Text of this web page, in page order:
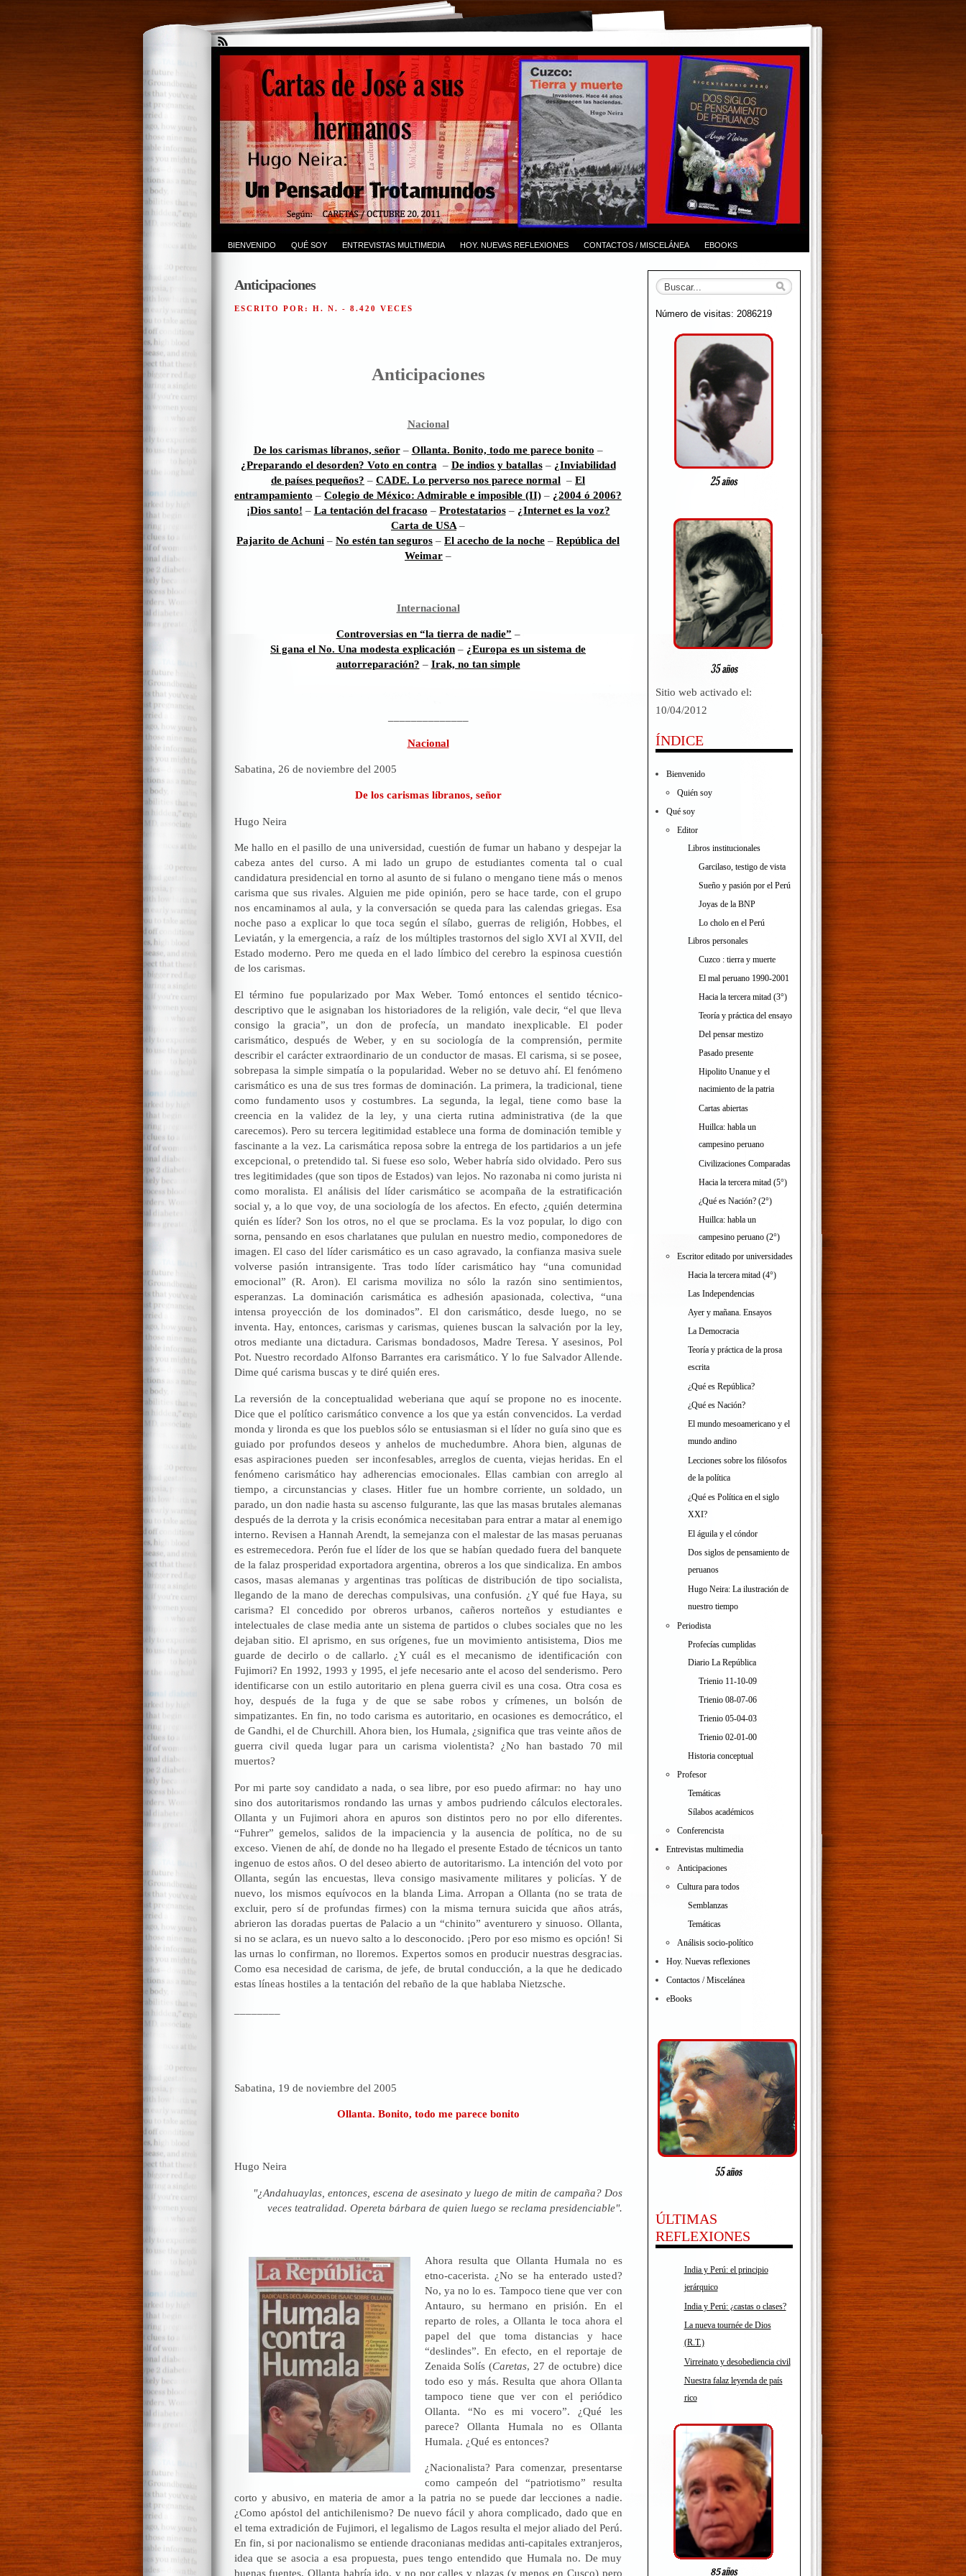
BIENVENIDO QUÉ SOY ENTREVISTAS MULTIMEDIA HOY. NUEVAS REFLEXIONES CONTACTOS / MISCELÁNEA EBOOKS
Anticipaciones
ESCRITO POR: H. N. - 8.420 VECES
Anticipaciones
Nacional
De los carismas líbranos, señor– Ollanta. Bonito, todo me parece bonito –
¿Preparando el desorden? Voto en contra – De indios y batallas– ¿Inviabilidad
de países pequeños? – CADE. Lo perverso nos parece normal – El
entrampamiento – Colegio de México: Admirable e imposible (II) – ¿2004 ó 2006?
¡Dios santo! – La tentación del fracaso – Protestatarios– ¿Internet es la voz?
Carta de USA –
Pajarito de Achuni – No estén tan seguros – El acecho de la noche – República del
Weimar –
Internacional
Controversias en “la tierra de nadie” –
Si gana el No. Una modesta explicación – ¿Europa es un sistema de
autorreparación? – Irak, no tan simple
Nacional
Sabatina, 26 de noviembre del 2005
De los carismas líbranos, señor
Hugo Neira
Me hallo en el pasillo de una universidad, cuestión de fumar un habano y despejar la
cabeza antes del curso. A mi lado un grupo de estudiantes comenta tal o cual
candidatura presidencial en torno al asunto de si fulano o mengano tiene más o menos
carisma que sus rivales. Alguien me pide opinión, pero se hace tarde, con el grupo
nos encaminamos al aula, y la conversación se queda para las calendas griegas. Esa
noche paso a explicar lo que toca según el sílabo, guerras de religión, Hobbes, el
Leviatán, y la emergencia, a raíz de los múltiples trastornos del siglo XVI al XVII, del
Estado moderno. Pero me queda en el lado límbico del cerebro la espinosa cuestión
de los carismas.
El término fue popularizado por Max Weber. Tomó entonces el sentido técnico-
descriptivo que le asignaban los historiadores de la religión, vale decir, “el que lleva
consigo la gracia”, un don de profecía, un mandato inexplicable. El poder
carismático, después de Weber, y en su sociología de la comprensión, permite
describir el carácter extraordinario de un conductor de masas. El carisma, si se posee,
sobrepasa la simple simpatía o la popularidad. Weber no se detuvo ahí. El fenómeno
carismático es una de sus tres formas de dominación. La primera, la tradicional, tiene
como fundamento usos y costumbres. La segunda, la legal, tiene como base la
creencia en la validez de la ley, y una cierta rutina administrativa (de la que
carecemos). Pero su tercera legitimidad establece una forma de dominación temible y
fascinante a la vez. La carismática reposa sobre la entrega de los partidarios a un jefe
excepcional, o pretendido tal. Si fuese eso solo, Weber habría sido olvidado. Pero sus
tres legitimidades (que son tipos de Estados) van lejos. No razonaba ni como jurista ni
como moralista. El análisis del líder carismático se acompaña de la estratificación
social y, a lo que voy, de una sociología de los afectos. En efecto, ¿quién determina
quién es líder? Son los otros, no el que se proclama. Es la voz popular, lo digo con
sorna, pensando en esos charlatanes que pululan en nuestro medio, componedores de
imagen. El caso del líder carismático es un caso agravado, la confianza masiva suele
volverse pasión intransigente. Tras todo líder carismático hay “una comunidad
emocional” (R. Aron). El carisma moviliza no sólo la razón sino sentimientos,
esperanzas. La dominación carismática es adhesión apasionada, colectiva, “una
intensa proyección de los dominados”. El don carismático, desde luego, no se
inventa. Hay, entonces, carismas y carismas, quienes buscan la salvación por la ley,
otros mediante una dictadura. Carismas bondadosos, Madre Teresa. Y asesinos, Pol
Pot. Nuestro recordado Alfonso Barrantes era carismático. Y lo fue Salvador Allende.
Dime qué carisma buscas y te diré quién eres.
La reversión de la conceptualidad weberiana que aquí se propone no es inocente.
Dice que el político carismático convence a los que ya están convencidos. La verdad
monda y lironda es que los pueblos sólo se entusiasman si el líder no guía sino que es
guiado por profundos deseos y anhelos de muchedumbre. Ahora bien, algunas de
esas aspiraciones pueden ser inconfesables, arreglos de cuenta, viejas heridas. En el
fenómeno carismático hay adherencias emocionales. Ellas cambian con arreglo al
tiempo, a circunstancias y clases. Hitler fue un hombre corriente, un soldado, un
parado, un don nadie hasta su ascenso fulgurante, las que las masas brutales alemanas
después de la derrota y la crisis económica necesitaban para entrar a matar al enemigo
interno. Revisen a Hannah Arendt, la semejanza con el malestar de las masas peruanas
es estremecedora. Perón fue el líder de los que se habían quedado fuera del banquete
de la falaz prosperidad exportadora argentina, obreros a los que sindicaliza. En ambos
casos, masas alemanas y argentinas tras políticas de distribución de tipo socialista,
llegando de la mano de derechas compulsivas, una confusión. ¿Y qué fue Haya, su
carisma? El concedido por obreros urbanos, cañeros norteños y estudiantes e
intelectuales de clase media ante un sistema de partidos o clubes sociales que no les
dejaban sitio. El aprismo, en sus orígenes, fue un movimiento antisistema, Dios me
guarde de decirlo o de callarlo. ¿Y cuál es el mecanismo de identificación con
Fujimori? En 1992, 1993 y 1995, el jefe necesario ante el acoso del senderismo. Pero
identificarse con un estilo autoritario en plena guerra civil es una cosa. Otra cosa es
hoy, después de la fuga y de que se sabe robos y crímenes, un bolsón de
simpatizantes. En fin, no todo carisma es autoritario, en ocasiones es democrático, el
de Gandhi, el de Churchill. Ahora bien, los Humala, ¿significa que tras veinte años de
guerra civil queda lugar para un carisma violentista? ¿No han bastado 70 mil
muertos?
Por mi parte soy candidato a nada, o sea libre, por eso puedo afirmar: no hay uno
sino dos autoritarismos rondando las urnas y ambos pudriendo cálculos electorales.
Ollanta y un Fujimori ahora en apuros son distintos pero no por ello diferentes.
“Fuhrer” gemelos, salidos de la impaciencia y la ausencia de política, no de su
exceso. Vienen de ahí, de donde no ha llegado el presente Estado de técnicos un tanto
ingenuo de estos años. O del deseo abierto de autoritarismo. La intención del voto por
Ollanta, según las encuestas, lleva consigo masivamente militares y policías. Y de
nuevo, los mismos equívocos en la blanda Lima. Arropan a Ollanta (no se trata de
excluir, pero sí de profundas firmes) con la misma ternura suicida que años atrás,
abrieron las doradas puertas de Palacio a un “chinito” aventurero y sinuoso. Ollanta,
si no se aclara, es un nuevo salto a lo desconocido. ¡Pero por eso mismo es opción! Si
las urnas lo confirman, no lloremos. Expertos somos en producir nuestras desgracias.
Como esa necesidad de carisma, de jefe, de brutal conducción, a la que he dedicado
estas líneas hostiles a la tentación del rebaño de la que hablaba Nietzsche.
Sabatina, 19 de noviembre del 2005
Ollanta. Bonito, todo me parece bonito
Hugo Neira
"¿Andahuaylas, entonces, escena de asesinato y luego de mitin de campaña? Dos
veces teatralidad. Opereta bárbara de quien luego se reclama presidenciable".
Ahora resulta que Ollanta Humala no es
etno-cacerista. ¿No se ha enterado usted?
No, ya no lo es. Tampoco tiene que ver con
Antauro, su hermano en prisión. En el
reparto de roles, a Ollanta le toca ahora el
papel del que toma distancias y hace
“deslindes”. En efecto, en el reportaje de
Zenaida Solís (Caretas, 27 de octubre) dice
todo eso y más. Resulta que ahora Ollanta
tampoco tiene que ver con el periódico
Ollanta. “No es mi vocero”. ¿Qué les
parece? Ollanta Humala no es Ollanta
Humala. ¿Qué es entonces?
¿Nacionalista? Para comenzar, presentarse
como campeón del “patriotismo” resulta
corto y abusivo, en materia de amor a la patria no se puede dar lecciones a nadie.
¿Como apóstol del antichilenismo? De nuevo fácil y ahora complicado, dado que en
el tema extradición de Fujimori, el legalismo de Lagos resulta el mejor aliado del Perú.
En fin, si por nacionalismo se entiende draconianas medidas anti-capitales extranjeros,
idea que se asocia a esa propuesta, pues tengo entendido que Humala no. De muy
buenas fuentes, Ollanta habría ido, y no por calles y plazas (y menos en Cusco) pero
Número de visitas: 2086219
Sitio web activado el:
10/04/2012
ÍNDICE
Bienvenido
Quién soy
Qué soy
Editor
Libros institucionales
Garcilaso, testigo de vista
Sueño y pasión por el Perú
Joyas de la BNP
Lo cholo en el Perú
Libros personales
Cuzco : tierra y muerte
El mal peruano 1990-2001
Hacia la tercera mitad (3°)
Teoría y práctica del ensayo
Del pensar mestizo
Pasado presente
Hipolito Unanue y el
nacimiento de la patria
Cartas abiertas
Huillca: habla un
campesino peruano
Civilizaciones Comparadas
Hacia la tercera mitad (5°)
¿Qué es Nación? (2°)
Huillca: habla un
campesino peruano (2°)
Escritor editado por universidades
Hacia la tercera mitad (4°)
Las Independencias
Ayer y mañana. Ensayos
La Democracia
Teoría y práctica de la prosa
escrita
¿Qué es República?
¿Qué es Nación?
El mundo mesoamericano y el
mundo andino
Lecciones sobre los filósofos
de la política
¿Qué es Política en el siglo
XXI?
El águila y el cóndor
Dos siglos de pensamiento de
peruanos
Hugo Neira: La ilustración de
nuestro tiempo
Periodista
Profecías cumplidas
Diario La República
Trienio 11-10-09
Trienio 08-07-06
Trienio 05-04-03
Trienio 02-01-00
Historia conceptual
Profesor
Temáticas
Sílabos académicos
Conferencista
Entrevistas multimedia
Anticipaciones
Cultura para todos
Semblanzas
Temáticas
Análisis socio-político
Hoy. Nuevas reflexiones
Contactos / Miscelánea
eBooks
ÚLTIMAS
REFLEXIONES
India y Perú: el principio
jerárquico
India y Perú: ¿castas o clases?
La nueva tournée de Dios
(R.T.)
Virreinato y desobediencia civil
Nuestra falaz leyenda de país
rico